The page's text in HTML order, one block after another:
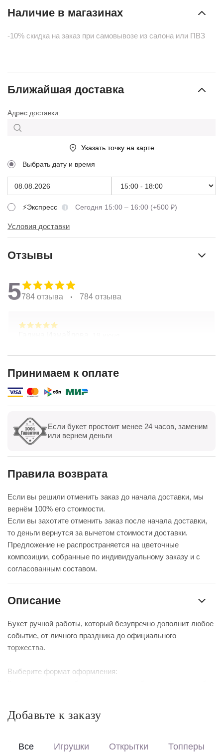
Наличие в магазинах
-10% скидка на заказ при самовывозе из салона или ПВЗ
Ближайшая доставка
Адрес доставки:
Указать точку на карте
Выбрать дату и время
⚡Экспресс Сегодня 15:00 – 16:00 (+500 ₽)
Условия доставки
Отзывы
5784 отзыва 784 отзыва
городе, заказываю через приложение. Всегда
доставка. Огромное спасибо за настроение
Показать все Оставить отзыв
Принимаем к оплате
Если букет простоит менее 24 часов, заменим
или вернем деньги
Правила возврата
Если вы решили отменить заказ до начала доставки, мы
вернём 100% его стоимости.
Если вы захотите отменить заказ после начала доставки,
то деньги вернутся за вычетом стоимости доставки.
Предложение не распространяется на цветочные
композиции, собранные по индивидуальному заказу и с
согласованным составом.
Описание
Букет ручной работы, который безупречно дополнит любое
событие, от личного праздника до официального
торжества.
Выберите формат оформления:
Перевяжем лентой – идеальный минималистичный вариант
Добавьте к заказу
Все Игрушки Открытки Топперы